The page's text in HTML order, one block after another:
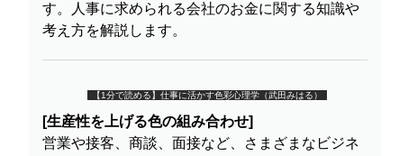
す。人事に求められる会社のお金に関する知識や
考え方を解説します。
【1分で読める】仕事に活かす色彩心理学（武田みはる）
[生産性を上げる色の組み合わせ]
営業や接客、商談、面接など、さまざまなビジネ